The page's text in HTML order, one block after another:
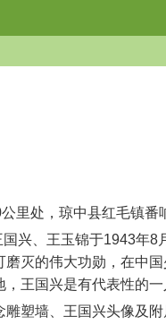
处，琼中县红毛镇番
、王玉锦于1943年8
灭的伟大功勋，在中
王国兴是有代表性的一
墙、王国兴头像及附